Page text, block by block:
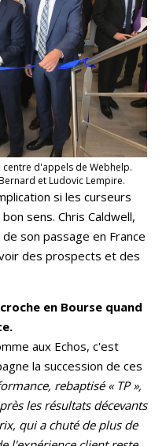
d'appels de Webhelp.
et Ludovic Lempire.
si les curseurs
sens. Chris Caldwell,
son passage en France
des prospects et des
en Bourse quand
aux Echos, c'est
la succession de ces
rebaptisé « TP »,
les résultats décevants
qui a chuté de plus de